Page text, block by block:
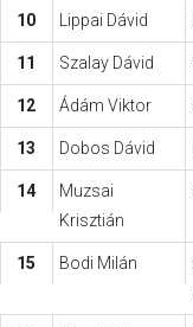
10 Lippai Dávid
11 Szalay Dávid
12 Ádám Viktor
13 Dobos Dávid
14
Muzsai
Krisztián
15 Bodi Milán